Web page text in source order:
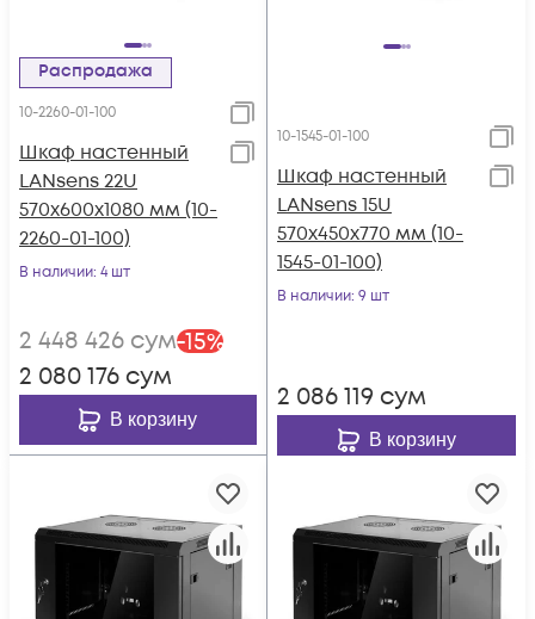
Распродажа
10-2260-01-100
Шкаф настенный
LANsens 22U
570x600x1080 мм (10-
2260-01-100)
В наличии: 4 шт
2 448 426 сум-15%
2 080 176 сум
В корзину
10-1545-01-100
Шкаф настенный
LANsens 15U
570x450x770 мм (10-
1545-01-100)
В наличии: 9 шт
2 086 119 сум
В корзину